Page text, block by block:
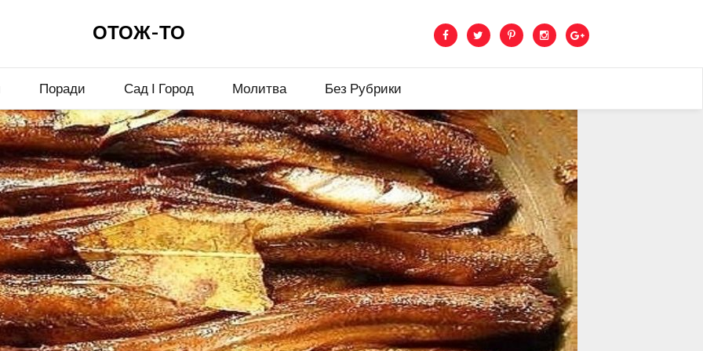
ОТОЖ-ТО
Поради Сад І Город Молитва Без Рубрики